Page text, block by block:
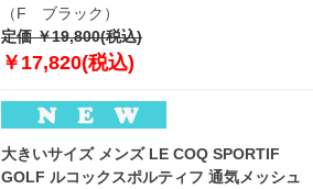
（F ブラック）
定価 ￥19,800(税込)
￥17,820(税込)
大きいサイズ メンズ LE COQ SPORTIF
GOLF ルコックスポルティフ 通気メッシュ